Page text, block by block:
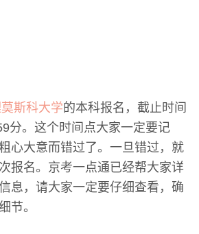
斯科大学的本科报名，截止时间
分。这个时间点大家一定要记
心大意而错过了。一旦错过，就
报名。京考一点通已经帮大家详
息，请大家一定要仔细查看，确
节。